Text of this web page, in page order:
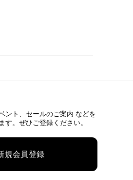
ント、 セールのご案内 などを
す。ぜひご登録ください。
規会員登録